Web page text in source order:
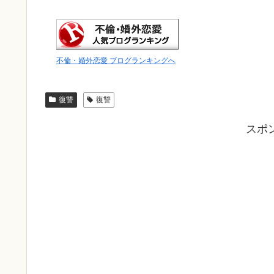
不倫・婚外恋愛 ブログランキングへ
復讐 復讐
スポ